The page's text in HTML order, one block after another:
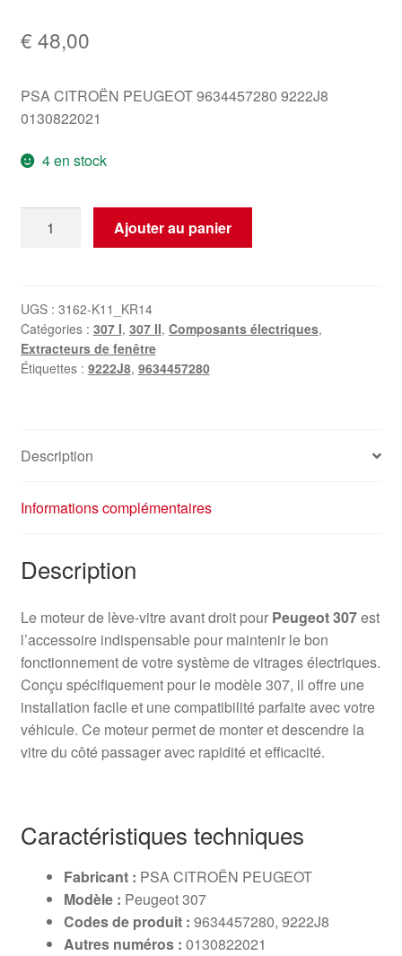
€ 48,00
PSA CITROËN PEUGEOT 9634457280 9222J8
0130822021
4 en stock
lève-
vitre
avant
droit
9222J8
Ajouter au panier
UGS : 3162-K11_KR14
Catégories : 307 I, 307 II, Composants électriques,
Extracteurs de fenêtre
Étiquettes : 9222J8, 9634457280
Description
Informations complémentaires
Description
Le moteur de lève-vitre avant droit pour Peugeot 307est
l’accessoire indispensable pour maintenir le bon
fonctionnement de votre système de vitrages électriques.
Conçu spécifiquement pour le modèle 307, il offre une
installation facile et une compatibilité parfaite avec votre
véhicule. Ce moteur permet de monter et descendre la
vitre du côté passager avec rapidité et efficacité.
Caractéristiques techniques
Fabricant : PSA CITROËN PEUGEOT
Modèle : Peugeot 307
Codes de produit : 9634457280, 9222J8
Autres numéros : 0130822021